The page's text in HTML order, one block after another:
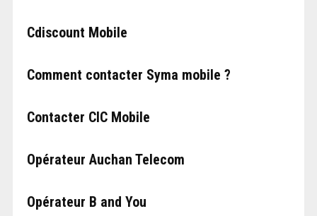
Cdiscount Mobile
Comment contacter Syma mobile ?
Contacter CIC Mobile
Opérateur Auchan Telecom
Opérateur B and You